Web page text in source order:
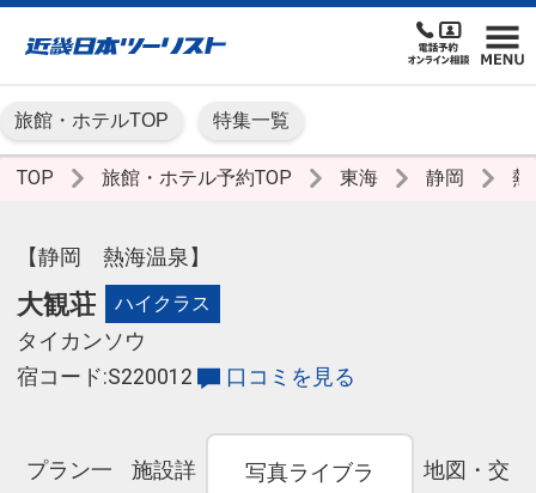
旅館・ホテルTOP 特集一覧
TOP 旅館・ホテル予約TOP 東海 静岡
【静岡 熱海温泉】
大観荘 ハイクラス
タイカンソウ
宿コード:S220012
口コミを見る
プラン一
施設詳
写真ライブラ
地図・交